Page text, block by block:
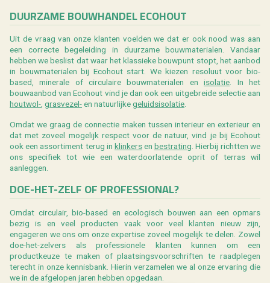
DUURZAME BOUWHANDEL ECOHOUT
Uit de vraag van onze klanten voelden we dat er ook nood was aan
een correcte begeleiding in duurzame bouwmaterialen. Vandaar
hebben we beslist dat waar het klassieke bouwpunt stopt, het aanbod
in bouwmaterialen bij Ecohout start. We kiezen resoluut voor bio-
based, minerale of circulaire bouwmaterialen en isolatie . In het
bouwaanbod van Ecohout vind je dan ook een uitgebreide selectie aan
houtwol- grasvezel-en natuurlijkegeluidsisolatie
Omdat we graag de connectie maken tussen interieur en exterieur en
dat met zoveel mogelijk respect voor de natuur, vind je bij Ecohout
ook een assortiment terug in klinkersen bestrating . Hierbij richtten we
ons specifiek tot wie een waterdoorlatende oprit of terras wil
aanleggen.
DOE-HET-ZELF OF PROFESSIONAL?
Omdat circulair, bio-based en ecologisch bouwen aan een opmars
bezig is en veel producten vaak voor veel klanten nieuw zijn,
engageren we ons om onze expertise zoveel mogelijk te delen. Zowel
doe-het-zelvers als professionele klanten kunnen om een
productkeuze te maken of plaatsingsvoorschriften te raadplegen
terecht in onze kennisbank. Hierin verzamelen we al onze ervaring die
we in de afgelopen jaren hebben opgedaan.